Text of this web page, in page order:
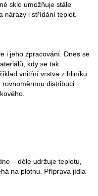
sklo umožňuje stále
nárazy i střídání teplot.
i jeho zpracování. Dnes se
kdy se tak
vnitřní vrstva z hliníku
distribuci
– déle udržuje teplotu,
na plotnu. Příprava jídla